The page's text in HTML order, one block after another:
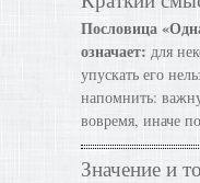
Пословица
означает: для
упускать его
напомнить:
вовремя, иначе
Значение и